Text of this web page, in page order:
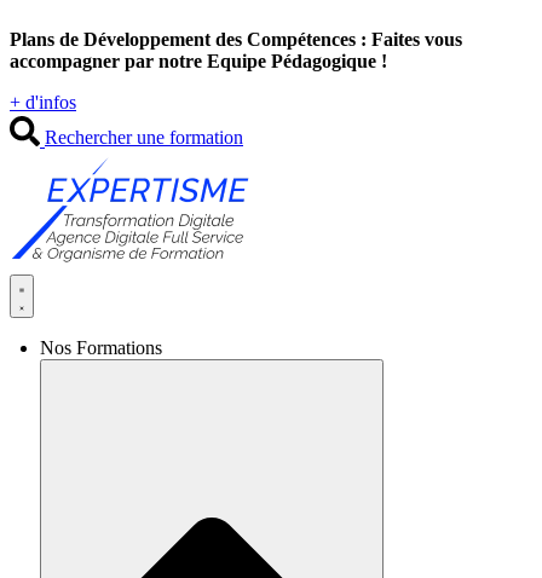
au
contenu
Plans de Développement des Compétences : Faites vous
accompagner par notre Equipe Pédagogique !
+ d'infos
Rechercher une formation
Nos Formations